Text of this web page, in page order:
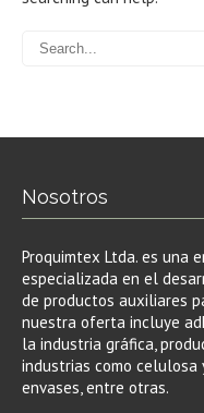
Nosotros
Proquimtex Ltda. es una
especializada en el
de productos auxiliares
nuestra oferta incluye
la industria gráfica,
industrias como celulosa
envases, entre otras.